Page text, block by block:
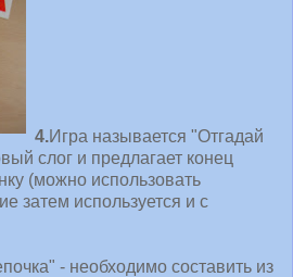
4.Игра называется "Отгадай
слог и предлагает конец
(можно использовать
затем используется и с
- необходимо составить из